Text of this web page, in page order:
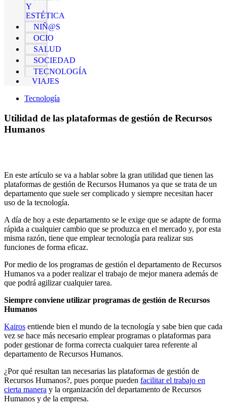
Y
ESTÉTICA
NIÑ@S
OCIO
SALUD
SOCIEDAD
TECNOLOGÍA
VIAJES
Tecnología
Utilidad de las plataformas de gestión de Recursos
Humanos
En este artículo se va a hablar sobre la gran utilidad que tienen las
plataformas de gestión de Recursos Humanos ya que se trata de un
departamento que suele ser complicado y siempre necesitan hacer
uso de la tecnología.
A día de hoy a este departamento se le exige que se adapte de forma
rápida a cualquier cambio que se produzca en el mercado y, por esta
misma razón, tiene que emplear tecnología para realizar sus
funciones de forma eficaz.
Por medio de los programas de gestión el departamento de Recursos
Humanos va a poder realizar el trabajo de mejor manera además de
que podrá agilizar cualquier tarea.
Siempre conviene utilizar programas de gestión de Recursos
Humanos
Kairos entiende bien el mundo de la tecnología y sabe bien que cada
vez se hace más necesario emplear programas o plataformas para
poder gestionar de forma correcta cualquier tarea referente al
departamento de Recursos Humanos.
¿Por qué resultan tan necesarias las plataformas de gestión de
Recursos Humanos?, pues porque pueden facilitar el trabajo en
cierta manera y la organización del departamento de Recursos
Humanos y de la empresa.